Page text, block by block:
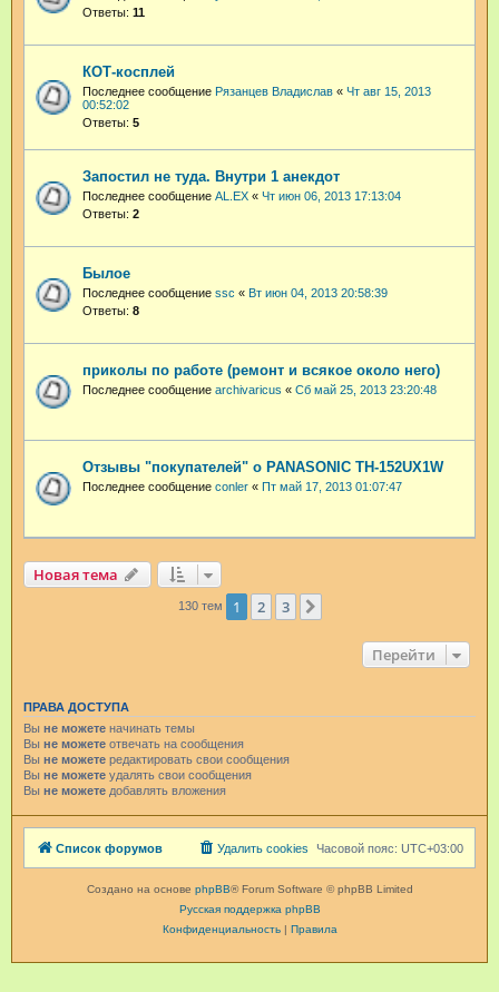
Ответы: 11
КОТ-косплей
Последнее сообщение Рязанцев Владислав « Чт авг 15, 2013
00:52:02
Ответы: 5
Запостил не туда. Внутри 1 анекдот
Последнее сообщение AL.EX « Чт июн 06, 2013 17:13:04
Ответы: 2
Былое
Последнее сообщение ssc « Вт июн 04, 2013 20:58:39
Ответы: 8
приколы по работе (ремонт и всякое около него)
Последнее сообщение archivaricus « Сб май 25, 2013 23:20:48
Отзывы "покупателей" о PANASONIC TH-152UX1W
Последнее сообщение conler « Пт май 17, 2013 01:07:47
Новая тема
130 тем 1 2 3
Перейти
ПРАВА ДОСТУПА
Вы не можете начинать темы
Вы не можете отвечать на сообщения
Вы не можете редактировать свои сообщения
Вы не можете удалять свои сообщения
Вы не можете добавлять вложения
Список форумов Часовой пояс: UTC+03:00
Удалить cookies
Создано на основе phpBB® Forum Software © phpBB Limited
Русская поддержка phpBB
Конфиденциальность| Правила